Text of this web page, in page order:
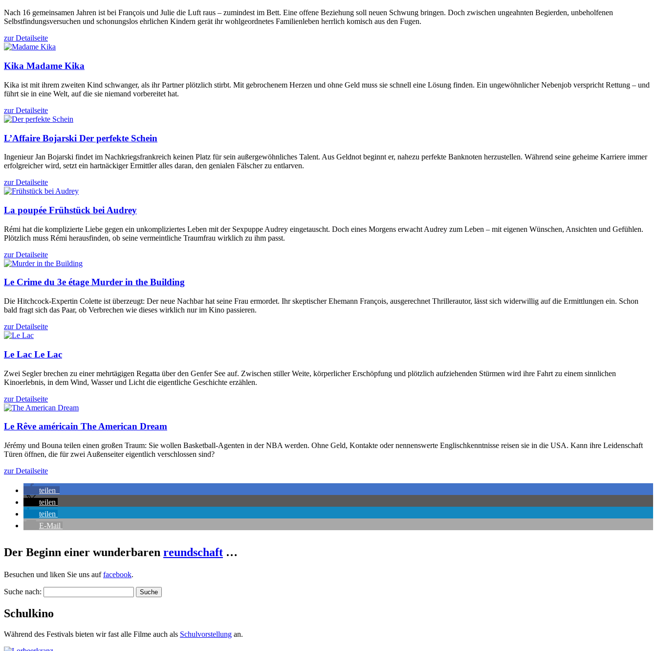
Nach 16 gemeinsamen Jahren ist bei François und Julie die Luft raus – zumindest im Bett. Eine offene Beziehung soll neuen Schwung bringen. Doch zwischen ungeahnten Begierden, unbeholfenen
Selbstfindungsversuchen und schonungslos ehrlichen Kindern gerät ihr wohlgeordnetes Familienleben herrlich komisch aus den Fugen.
zur Detailseite
Kika Madame Kika
Kika ist mit ihrem zweiten Kind schwanger, als ihr Partner plötzlich stirbt. Mit gebrochenem Herzen und ohne Geld muss sie schnell eine Lösung finden. Ein ungewöhnlicher Nebenjob verspricht Rettung – und
führt sie in eine Welt, auf die sie niemand vorbereitet hat.
zur Detailseite
L’Affaire Bojarski Der perfekte Schein
Ingenieur Jan Bojarski findet im Nachkriegsfrankreich keinen Platz für sein außergewöhnliches Talent. Aus Geldnot beginnt er, nahezu perfekte Banknoten herzustellen. Während seine geheime Karriere immer
erfolgreicher wird, setzt ein hartnäckiger Ermittler alles daran, den genialen Fälscher zu entlarven.
zur Detailseite
La poupée Frühstück bei Audrey
Rémi hat die komplizierte Liebe gegen ein unkompliziertes Leben mit der Sexpuppe Audrey eingetauscht. Doch eines Morgens erwacht Audrey zum Leben – mit eigenen Wünschen, Ansichten und Gefühlen.
Plötzlich muss Rémi herausfinden, ob seine vermeintliche Traumfrau wirklich zu ihm passt.
zur Detailseite
Le Crime du 3e étage Murder in the Building
Die Hitchcock-Expertin Colette ist überzeugt: Der neue Nachbar hat seine Frau ermordet. Ihr skeptischer Ehemann François, ausgerechnet Thrillerautor, lässt sich widerwillig auf die Ermittlungen ein. Schon
bald fragt sich das Paar, ob Verbrechen wie dieses wirklich nur im Kino passieren.
zur Detailseite
Le Lac Le Lac
Zwei Segler brechen zu einer mehrtägigen Regatta über den Genfer See auf. Zwischen stiller Weite, körperlicher Erschöpfung und plötzlich aufziehenden Stürmen wird ihre Fahrt zu einem sinnlichen
Kinoerlebnis, in dem Wind, Wasser und Licht die eigentliche Geschichte erzählen.
zur Detailseite
Le Rêve américain The American Dream
Jérémy und Bouna teilen einen großen Traum: Sie wollen Basketball-Agenten in der NBA werden. Ohne Geld, Kontakte oder nennenswerte Englischkenntnisse reisen sie in die USA. Kann ihre Leidenschaft
Türen öffnen, die für zwei Außenseiter eigentlich verschlossen sind?
zur Detailseite
teilen
teilen
teilen
E-Mail
Der Beginn einer wunderbaren reundschaft …
Besuchen und liken Sie uns auffacebook.
Suche nach:
Schulkino
Während des Festivals bieten wir fast alle Filme auch als Schul­vor­stellung an.